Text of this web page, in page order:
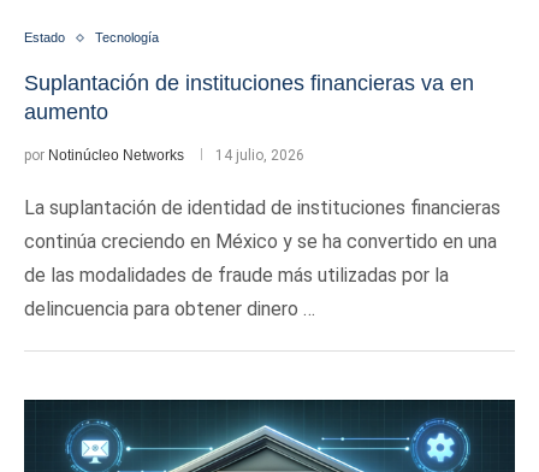
Estado Tecnología
Suplantación de instituciones financieras va en
aumento
por Notinúcleo Networks 14 julio, 2026
La suplantación de identidad de instituciones financieras
continúa creciendo en México y se ha convertido en una
de las modalidades de fraude más utilizadas por la
delincuencia para obtener dinero …